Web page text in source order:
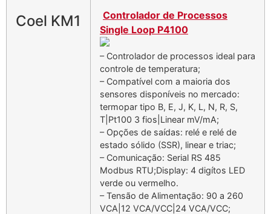
Coel KM1
Controlador de Processos
Single Loop P4100
– Controlador de processos ideal para
controle de temperatura;
– Compatível com a maioria dos
sensores disponíveis no mercado:
termopar tipo B, E, J, K, L, N, R, S,
T|Pt100 3 fios|Linear mV/mA;
– Opções de saídas: relé e relé de
estado sólido (SSR), linear e triac;
– Comunicação: Serial RS 485
Modbus RTU;Display: 4 digítos LED
verde ou vermelho.
– Tensão de Alimentação: 90 a 260
VCA|12 VCA/VCC|24 VCA/VCC;